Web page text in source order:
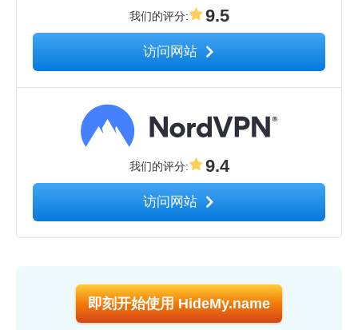
我们的评分: 9.5
访问网站
我们的评分: 9.4
访问网站
即刻开始使用 HideMy.name